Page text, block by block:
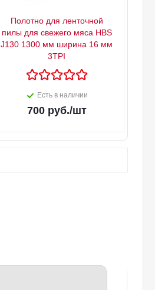
Полотно для ленточной
пилы для свежего мяса HBS
J130 1300 мм ширина 16 мм
3TPI
Есть в наличии
700руб./шт